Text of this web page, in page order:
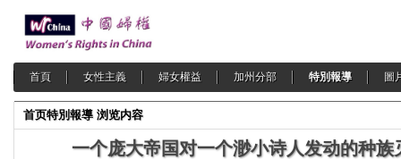
首頁 女性主義 婦女權益 加州分部 特別報導 圖
首页特別報導 浏览内容
一个庞大帝国对一个渺小诗人发动的种族